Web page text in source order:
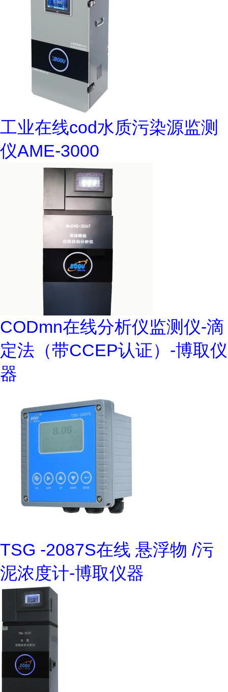
工业在线cod水质污染源监测
仪AME-3000
CODmn在线分析仪监测仪-滴
定法（带CCEP认证）-博取仪
器
TSG -2087S在线 悬浮物 /污
泥浓度计-博取仪器